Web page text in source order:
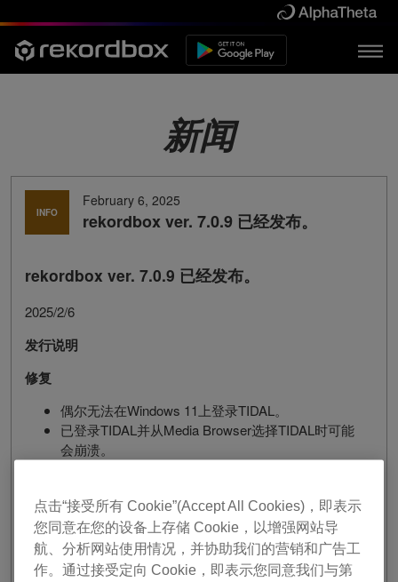
新闻
INFO
February 6, 2025
rekordbox ver. 7.0.9 已经发布。
rekordbox ver. 7.0.9 已经发布。
2025/2/6
发行说明
修复
偶尔无法在Windows 11上登录TIDAL。
已登录TIDAL并从Media Browser选择TIDAL时可能
会崩溃。
更改
导出到USB存储设备时，如果仅存在Device Library
格式，则会转换为Device Library Plus并导出。
点击“接受所有 Cookie”(Accept All Cookies)，即表示
您同意在您的设备上存储 Cookie，以增强网站导
航、分析网站使用情况，并协助我们的营销和广告工
作。通过接受定向 Cookie，即表示您同意我们与第